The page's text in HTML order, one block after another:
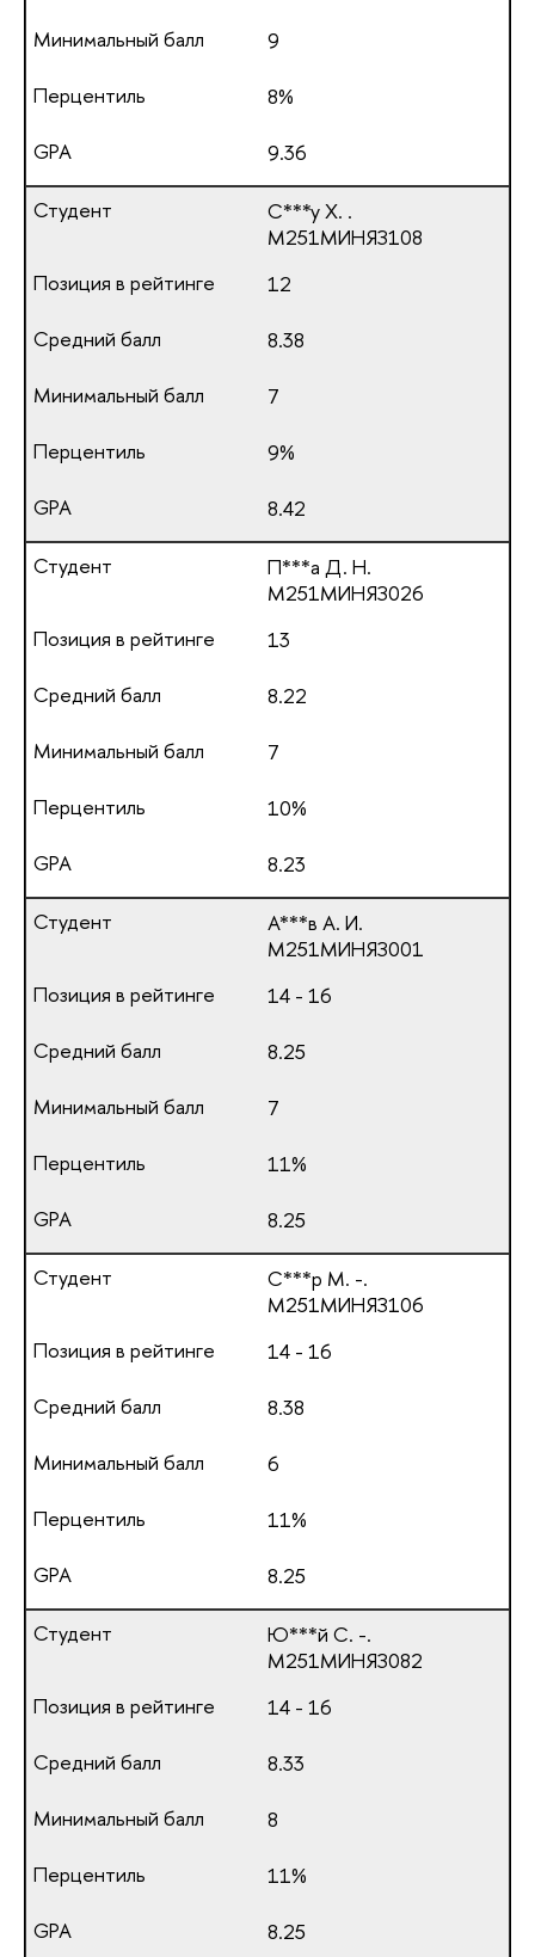
9
8%
9.36
С***у Х. .
М251МИНЯЗ108
12
8.38
7
9%
8.42
П***а Д. Н.
М251МИНЯЗ026
13
8.22
7
10%
8.23
А***в А. И.
М251МИНЯЗ001
14 - 16
8.25
7
11%
8.25
С***р М. -.
М251МИНЯЗ106
14 - 16
8.38
6
11%
8.25
Ю***й С. -.
М251МИНЯЗ082
14 - 16
8.33
8
11%
8.25